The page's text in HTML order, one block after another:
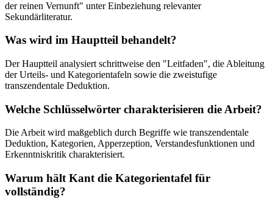
der reinen Vernunft" unter Einbeziehung relevanter
Sekundärliteratur.
Was wird im Hauptteil behandelt?
Der Hauptteil analysiert schrittweise den "Leitfaden", die Ableitung
der Urteils- und Kategorientafeln sowie die zweistufige
transzendentale Deduktion.
Welche Schlüsselwörter charakterisieren die Arbeit?
Die Arbeit wird maßgeblich durch Begriffe wie transzendentale
Deduktion, Kategorien, Apperzeption, Verstandesfunktionen und
Erkenntniskritik charakterisiert.
Warum hält Kant die Kategorientafel für
vollständig?